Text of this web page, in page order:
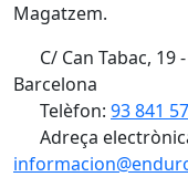
Magatzem.
C/ Can Tabac, 19
Barcelona
Telèfon: 93 841
Adreça